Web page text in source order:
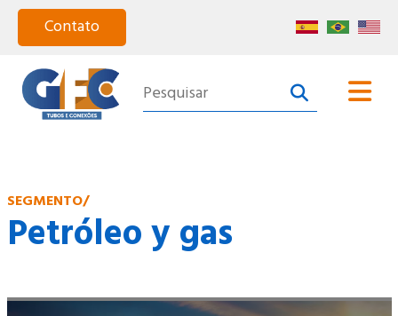
SEGMENTO/
Petróleo y gas